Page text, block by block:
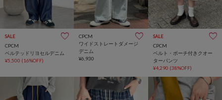
SALE
CPCM
ベルテッドリヨセルデニム
¥5,500 (16%OFF)
CPCM
ワイドストレートダメージ
デニム
¥6,930
SALE
CPCM
ベルト・ポーチ付きクオー
ターパンツ
¥4,290 (38%OFF)